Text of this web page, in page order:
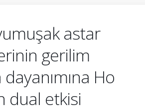
astar
gerilim
Ho
dual etkisi